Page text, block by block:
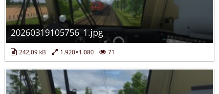
20260319105756_1.jpg
242,09 kB 1.920×1.080 71